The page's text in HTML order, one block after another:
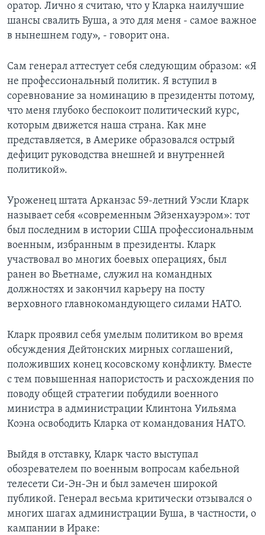
оратор. Лично я считаю, что у Кларка наилучшие
шансы свалить Буша, а это для меня - самое важное
в нынешнем году», - говорит она.
Сам генерал аттестует себя следующим образом: «Я
не профессиональный политик. Я вступил в
соревнование за номинацию в президенты потому,
что меня глубоко беспокоит политический курс,
которым движется наша страна. Как мне
представляется, в Америке образовался острый
дефицит руководства внешней и внутренней
политикой».
Уроженец штата Арканзас 59-летний Уэсли Кларк
называет себя «современным Эйзенхауэром»: тот
был последним в истории США профессиональным
военным, избранным в президенты. Кларк
участвовал во многих боевых операциях, был
ранен во Вьетнаме, служил на командных
должностях и закончил карьеру на посту
верховного главнокомандующего силами НАТО.
Кларк проявил себя умелым политиком во время
обсуждения Дейтонских мирных соглашений,
положивших конец косовскому конфликту. Вместе
с тем повышенная напористость и расхождения по
поводу общей стратегии побудили военного
министра в администрации Клинтона Уильяма
Коэна освободить Кларка от командования НАТО.
Выйдя в отставку, Кларк часто выступал
обозревателем по военным вопросам кабельной
телесети Си-Эн-Эн и был замечен широкой
публикой. Генерал весьма критически отзывался о
многих шагах администрации Буша, в частности, о
кампании в Ираке: